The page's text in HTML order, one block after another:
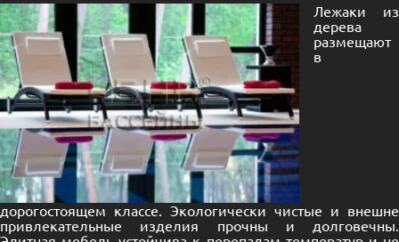
Лежаки из
дерева
размещают
в
дорогостоящем классе. Экологически чистые и внешне
привлекательные изделия прочны и долговечны.